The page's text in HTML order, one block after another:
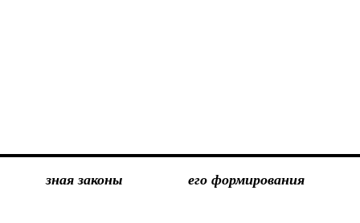
зная законы его формирования